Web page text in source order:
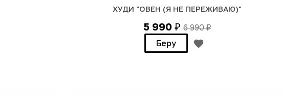
ХУДИ "ОВЕН (Я НЕ ПЕРЕЖИВАЮ)"
5 990 ₽ 6 990₽
Беру